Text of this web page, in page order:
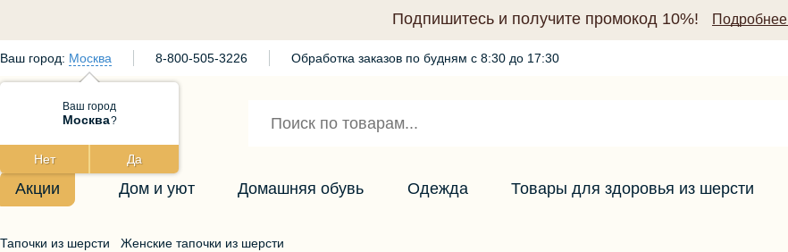
Подпишитесь и получите промокод 10%! Подробнее
Ваш город: Москва
Ваш город
Москва?
Нет Да
8-800-505-3226 Обработка заказов по будням с 8:30 до 17:30
Акции Дом и уют Домашняя обувь Одежда Товары для здоровья из шерсти
Тапочки из шерсти Женские тапочки из шерсти